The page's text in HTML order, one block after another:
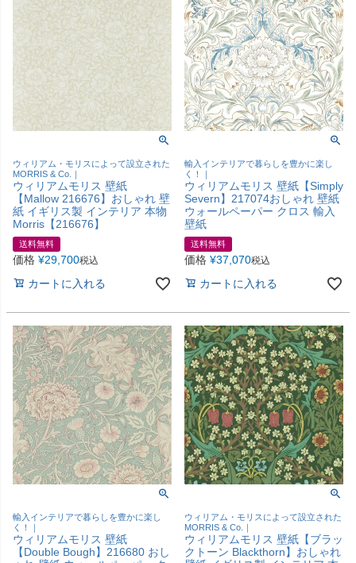
ウィリアム・モリスによって設立された
MORRIS & Co.｜
ウィリアムモリス 壁紙
【Mallow 216676】おしゃれ 壁
紙 イギリス製 インテリア 本物
Morris【216676】
送料無料
価格 ¥29,700税込
カートに入れる
輸入インテリアで暮らしを豊かに楽し
く！｜
ウィリアムモリス 壁紙【Simply
Severn】217074おしゃれ 壁紙
ウォールペーパー クロス 輸入
壁紙
送料無料
価格 ¥37,070税込
カートに入れる
輸入インテリアで暮らしを豊かに楽し
く！｜
ウィリアムモリス 壁紙
【Double Bough】216680 おし
ウィリアム・モリスによって設立された
MORRIS & Co.｜
ウィリアムモリス 壁紙【ブラッ
クトーン Blackthorn】おしゃれ